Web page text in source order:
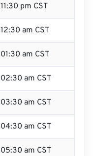
11:30 pm CST
12:30 am CST
01:30 am CST
02:30 am CST
03:30 am CST
04:30 am CST
05:30 am CST